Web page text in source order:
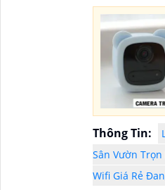
Thông Tin:
Sân Vườn Trọn
Wifi Giá Rẻ